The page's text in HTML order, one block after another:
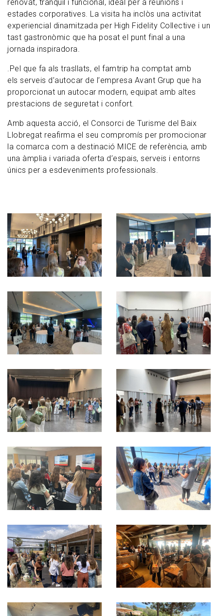
renovat, tranquil i funcional, ideal per a reunions i
estades corporatives. La visita ha inclòs una activitat
experiencial dinamitzada per High Fidelity Collective i un
tast gastronòmic que ha posat el punt final a una
jornada inspiradora.
.Pel que fa als trasllats, el famtrip ha comptat amb
els serveis d’autocar de l’empresa Avant Grup que ha
proporcionat un autocar modern, equipat amb altes
prestacions de seguretat i confort.
Amb aquesta acció, el Consorci de Turisme del Baix
Llobregat reafirma el seu compromís per promocionar
la comarca com a destinació MICE de referència, amb
una àmplia i variada oferta d’espais, serveis i entorns
únics per a esdeveniments professionals.